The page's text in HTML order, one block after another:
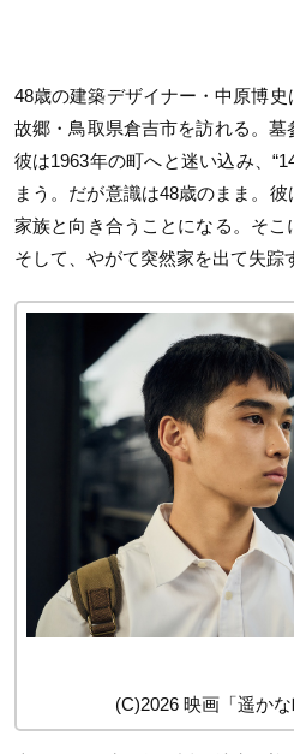
48歳の建築デザイナー・中原博
故郷・鳥取県倉吉市を訪れる。
彼は1963年の町へと迷い込み、
まう。だが意識は48歳のまま。
家族と向き合うことになる。そこ
そして、やがて突然家を出て失
(C)2026 映画「遥か